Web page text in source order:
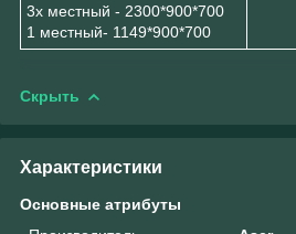
3х местный - 2300*900*700
1 местный- 1149*900*700
Скрыть
Характеристики
Основные атрибуты